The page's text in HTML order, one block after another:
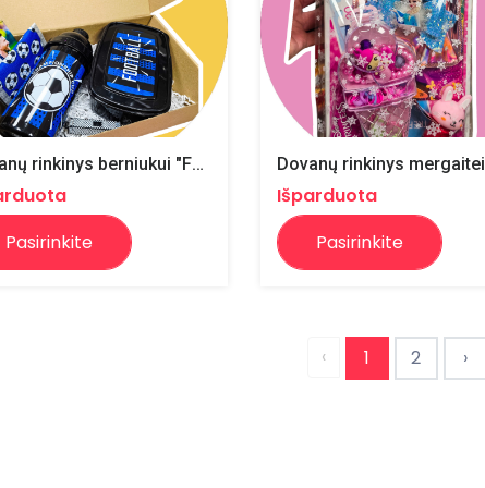
Dovanų rinkinys berniukui "Futbolas"
Pasirinkite
Dovanų rinkinys mergaitei
Išparduota
Pasirinkite
‹ 1 2 ›